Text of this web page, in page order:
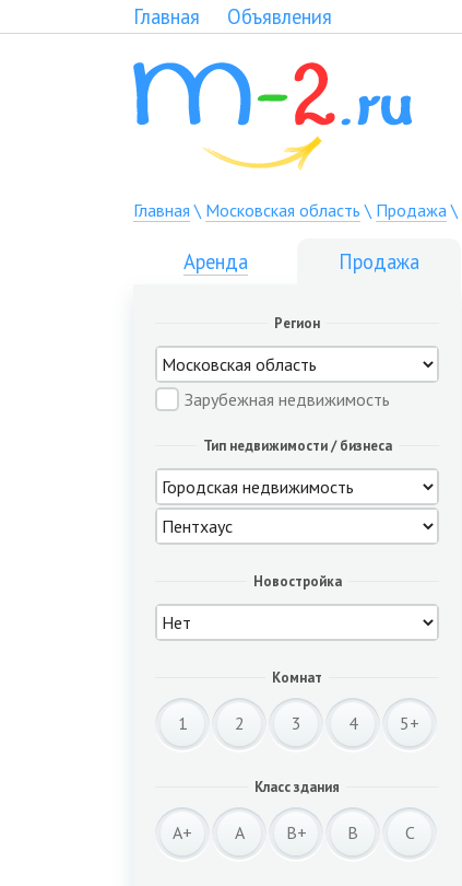
Главная Объявления
Главная \ Московская область \ Продажа\
Аренда Продажа
Регион
Зарубежная недвижимость
Тип недвижимости / бизнеса
Новостройка
Комнат
1 2 3 4 5+
Класс здания
A+ A B+ B C